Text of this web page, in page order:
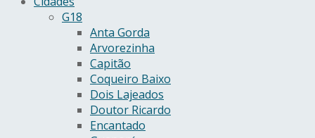
G18
Anta Gorda
Arvorezinha
Capitão
Coqueiro Baixo
Dois Lajeados
Doutor Ricardo
Encantado